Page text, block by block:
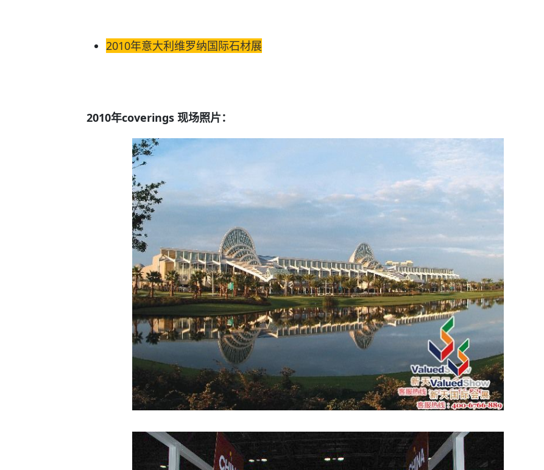
2010年意大利维罗纳国际石材展
2010年coverings 现场照片：